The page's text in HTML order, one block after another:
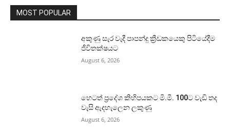
MOST POPULAR
අකුණු සැර වැදී පාපන්දු ක්‍රීඩකයෙකු පිටියේදීම
ජීවිතක්ෂයට
August 6, 2026
හෙටත් ප්‍රදේශ කිහිපයකට මි.මී. 100ට වැඩි තද
වැසි ඇදහැලෙන ලකුණු
August 6, 2026